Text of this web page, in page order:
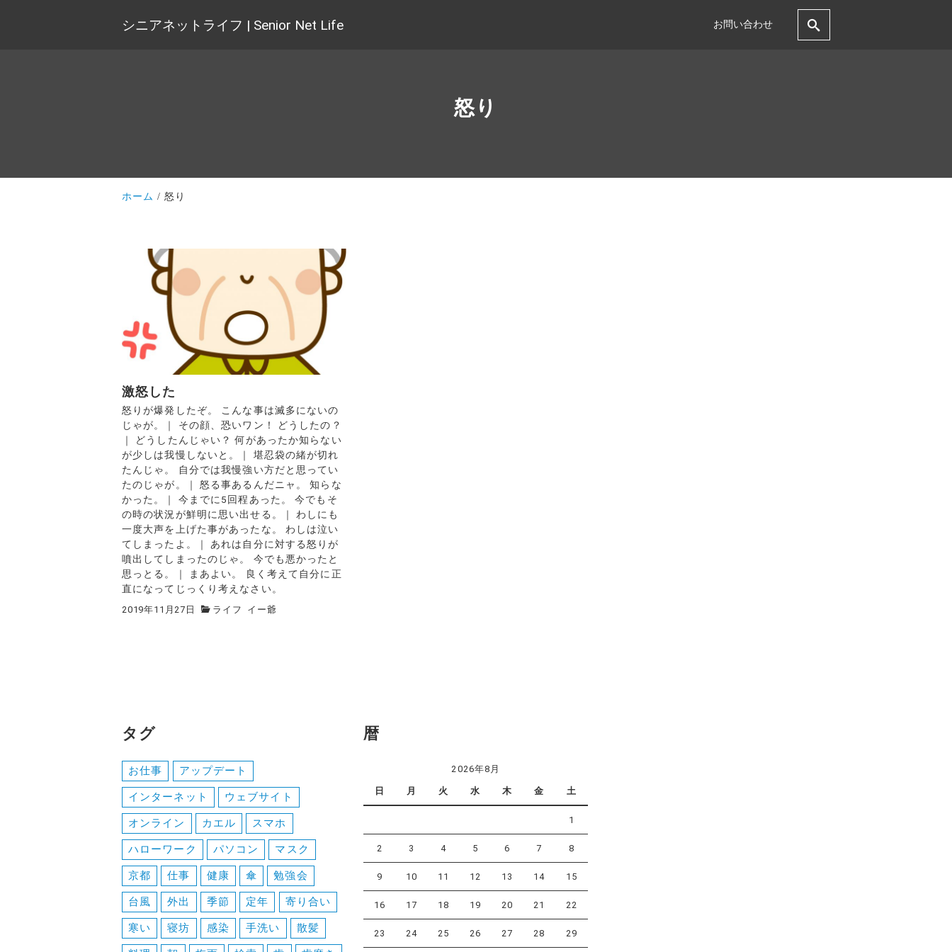
シニアネットライフ | Senior Net Life お問い合わせ
怒り
ホーム 怒り
激怒した
怒りが爆発したぞ。 こんな事は滅多にないの
じゃが。｜ その顔、恐いワン！ どうしたの？
｜ どうしたんじゃい？ 何があったか知らない
が少しは我慢しないと。｜ 堪忍袋の緒が切れ
たんじゃ。 自分では我慢強い方だと思ってい
たのじゃが。｜ 怒る事あるんだニャ。 知らな
かった。｜ 今までに5回程あった。 今でもそ
の時の状況が鮮明に思い出せる。｜ わしにも
一度大声を上げた事があったな。 わしは泣い
てしまったよ。｜ あれは自分に対する怒りが
噴出してしまったのじゃ。 今でも悪かったと
思っとる。｜ まあよい。 良く考えて自分に正
直になってじっくり考えなさい。
2019年11月27日 ライフ イー爺
タグ
お仕事 アップデート
インターネット ウェブサイト
オンライン カエル スマホ
ハローワーク パソコン マスク
京都 仕事 健康 傘 勉強会
台風 外出 季節 定年 寄り合い
寒い 寝坊 感染 手洗い 散髪
暦
2026年8月
日 月 火 水 木 金 土
1
2 3 4 5 6 7 8
9 10 11 12 13 14 15
16 17 18 19 20 21 22
23 24 25 26 27 28 29